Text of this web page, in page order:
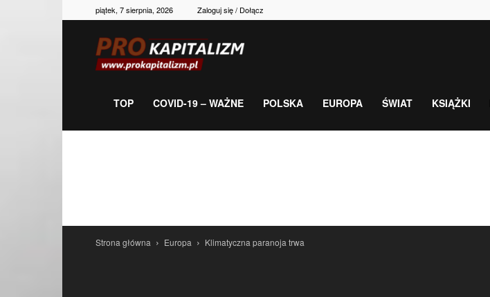
piątek, 7 sierpnia, 2026 Zaloguj się / Dołącz
gospodarka,
TOP COVID-19 – WAŻNE POLSKA EUROPA ŚWIAT KSIĄŻKI
Strona główna Europa Klimatyczna paranoja trwa